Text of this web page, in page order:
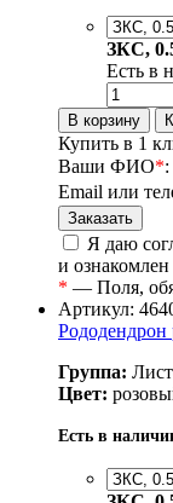
ЗКС,
Есть в
Купить в 1
Ваши ФИО*:
Email или
Я даю
и ознакомлен
* — Поля,
Артикул:
Рододендрон
Группа:
Цвет:
Есть в